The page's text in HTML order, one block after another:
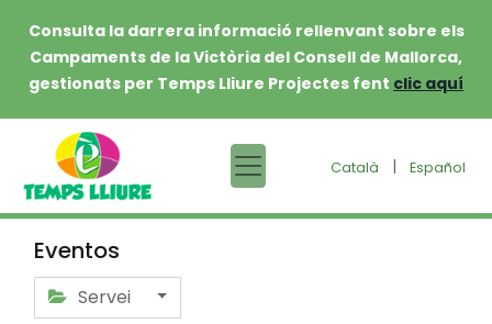
Consulta la darrera informació rellenvant sobre els
Campaments de la Victòria del Consell de Mallorca,
gestionats per Temps Lliure Projectes fent clic aquí
Català | Español
Eventos
Servei